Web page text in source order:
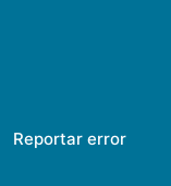
Reportar error